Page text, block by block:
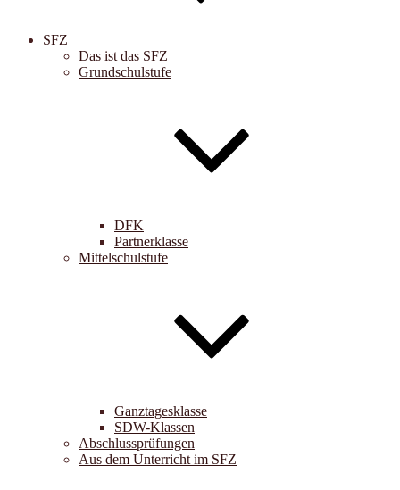
SFZ
Das ist das SFZ
Grundschulstufe
DFK
Partnerklasse
Mittelschulstufe
Ganztagesklasse
SDW-Klassen
Abschlussprüfungen
Aus dem Unterricht im SFZ